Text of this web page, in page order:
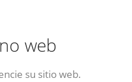
web
su sitio web.